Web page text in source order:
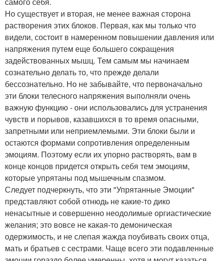
Но существует и вторая, не менее важная сторона
растворения этих блоков. Первая, как мы только что
видели, состоит в намеренном повышении давления или
напряжения путем еще большего сокращения
задействованных мышц. Тем самым мы начинаем
сознательно делать то, что прежде делали
бессознательно. Но не забывайте, что первоначально
эти блоки телесного напряжения выполняли очень
важную функцию - они использовались для устранения
чувств и порывов, казавшихся в то время опасными,
запретными или неприемлемыми. Эти блоки были и
остаются формами сопротивления определенным
эмоциям. Поэтому если их упорно растворять, вам в
конце концов придется открыть себя тем эмоциям,
которые упрятаны под мышечным спазмом.
Следует подчеркнуть, что эти "Упрятанные Эмоции"
представляют собой отнюдь не какие-то дико
ненасытные и совершенно неодолимые оргиастические
желания; это вовсе не какая-то демоническая
одержимость, и не слепая жажда поубивать своих отца,
мать и братьев с сестрами. Чаще всего эти подавленные